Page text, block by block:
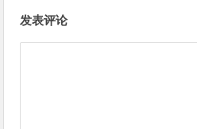
发表评论